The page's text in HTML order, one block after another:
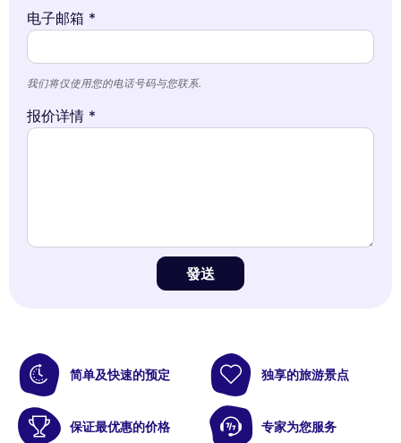
电子邮箱 *
我们将仅使用您的电话号码与您联系.
报价详情 *
發送
简单及快速的预定 独享的旅游景点
保证最优惠的价格 专家为您服务